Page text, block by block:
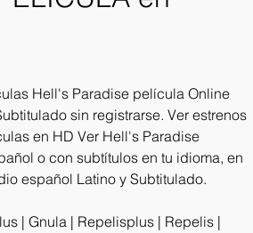
Hell's Paradise película Online
sin registrarse. Ver estrenos
en HD Ver Hell's Paradise
o con subtítulos en tu idioma, en
español Latino y Subtitulado.
| Gnula | Repelisplus | Repelis |